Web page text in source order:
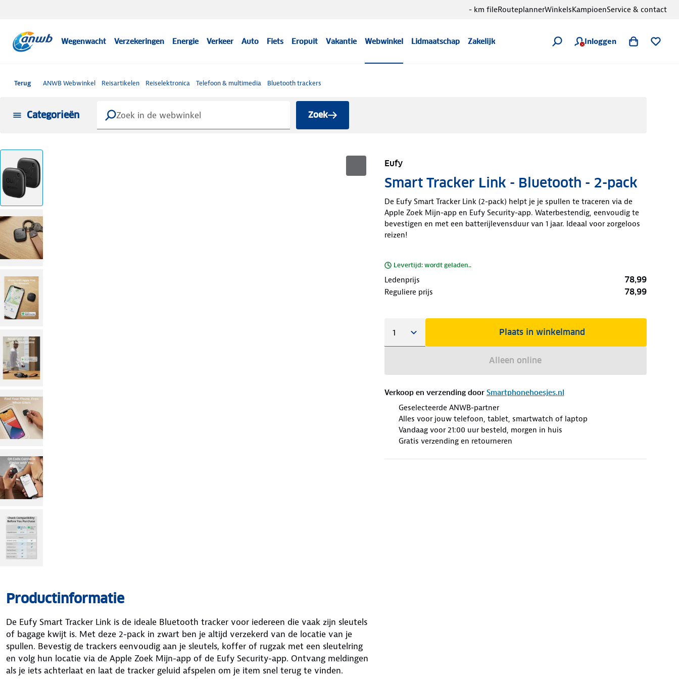
Wegenwacht Verzekeringen Energie Verkeer Auto Fiets Eropuit Vakantie Webwinkel Lidmaatschap Zakelijk Inloggen
- km fileRouteplannerWinkelsKampioenService & contact
Terug ANWB Webwinkel Reisartikelen Reiselektronica Telefoon & multimedia Bluetooth trackers
Categorieën Zoek
Eufy
Smart Tracker Link - Bluetooth - 2-pack
De Eufy Smart Tracker Link (2-pack) helpt je je spullen te traceren via de
Apple Zoek Mijn-app en Eufy Security-app. Waterbestendig, eenvoudig te
bevestigen en met een batterijlevensduur van 1 jaar. Ideaal voor zorgeloos
reizen!
Levertijd: wordt geladen..
Ledenprijs 78,99
Reguliere prijs 78,99
Plaats in winkelmand
Alleen online
Verkoop en verzending door Smartphonehoesjes.nl
Geselecteerde ANWB-partner
Alles voor jouw telefoon, tablet, smartwatch of laptop
Vandaag voor 21:00 uur besteld, morgen in huis
Gratis verzending en retourneren
Productinformatie
De Eufy Smart Tracker Link is de ideale Bluetooth tracker voor iedereen die vaak zijn sleutels
of bagage kwijt is. Met deze 2-pack in zwart ben je altijd verzekerd van de locatie van je
spullen. Bevestig de trackers eenvoudig aan je sleutels, koffer of rugzak met een sleutelring
en volg hun locatie via de Apple Zoek Mijn-app of de Eufy Security-app. Ontvang meldingen
als je iets achterlaat en laat de tracker geluid afspelen om je item snel terug te vinden.